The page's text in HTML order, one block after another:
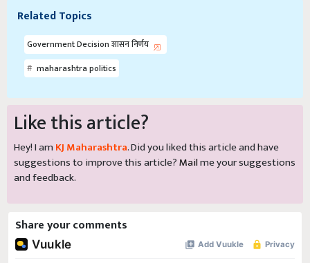
Related Topics
Government Decision शासन निर्णय
maharashtra politics
Like this article?
Hey! I am KJ Maharashtra. Did you liked this article and have
suggestions to improve this article?Mailme your suggestions
and feedback.
Share your comments